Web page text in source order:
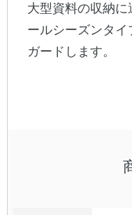
大型資料の収納
ールシーズンタイ
ガードします。